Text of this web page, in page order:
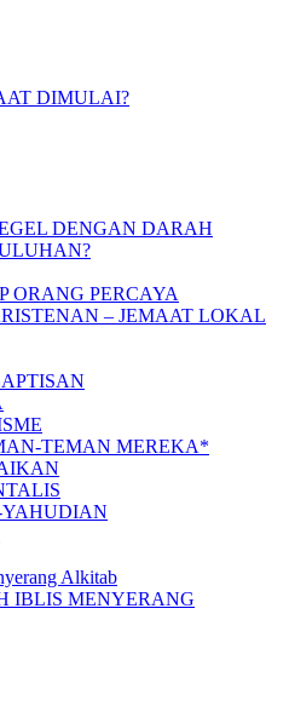
DIMULAI?
DENGAN DARAH
ORANG PERCAYA
– JEMAAT LOKAL
TEMAN MEREKA*
Alkitab
IBLIS MENYERANG